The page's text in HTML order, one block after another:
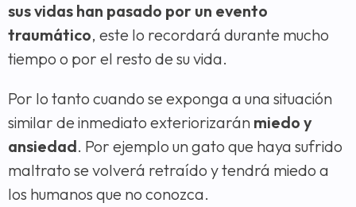
sus vidas han pasado por un evento
traumático, este lo recordará durante mucho
tiempo o por el resto de su vida.
Por lo tanto cuando se exponga a una situación
similar de inmediato exteriorizarán miedo y
ansiedad. Por ejemplo un gato que haya sufrido
maltrato se volverá retraído y tendrá miedo a
los humanos que no conozca.